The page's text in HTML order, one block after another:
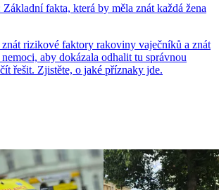
fakta, která by měla znát každá žena
znát rizikové faktory rakoviny vaječníků a znát
aby dokázala odhalit tu správnou
řešit. Zjistěte, o jaké příznaky jde.